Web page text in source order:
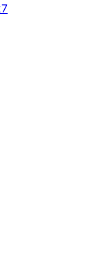
виды
тебе. В
Буду
в очень
территория,
время вам
Шри-Ланку.